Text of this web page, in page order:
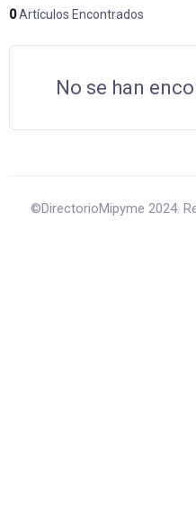
0Artículos Encontrados
No se han
©DirectorioMipyme 2024.